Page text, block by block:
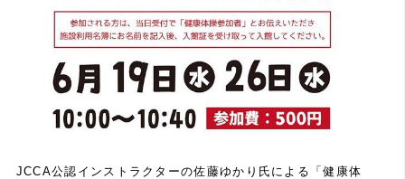
JCCA公認インストラクターの佐藤ゆかり氏による「健康体